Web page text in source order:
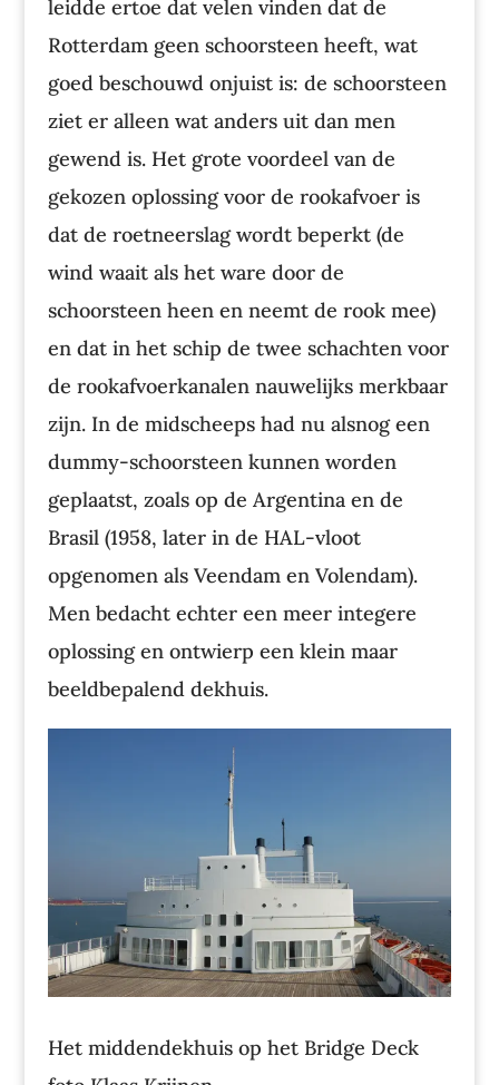
leidde ertoe dat velen vinden dat de
Rotterdam geen schoorsteen heeft, wat
goed beschouwd onjuist is: de schoorsteen
ziet er alleen wat anders uit dan men
gewend is. Het grote voordeel van de
gekozen oplossing voor de rookafvoer is
dat de roetneerslag wordt beperkt (de
wind waait als het ware door de
schoorsteen heen en neemt de rook mee)
en dat in het schip de twee schachten voor
de rookafvoerkanalen nauwelijks merkbaar
zijn. In de midscheeps had nu alsnog een
dummy-schoorsteen kunnen worden
geplaatst, zoals op de Argentina en de
Brasil (1958, later in de HAL-vloot
opgenomen als Veendam en Volendam).
Men bedacht echter een meer integere
oplossing en ontwierp een klein maar
beeldbepalend dekhuis.
Het middendekhuis op het Bridge Deck